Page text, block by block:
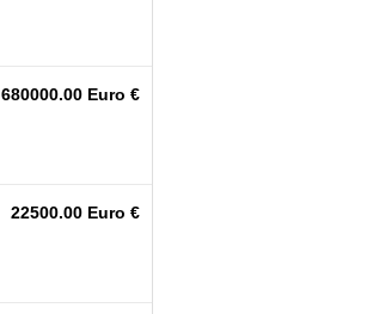
680000.00 Euro €
22500.00 Euro €